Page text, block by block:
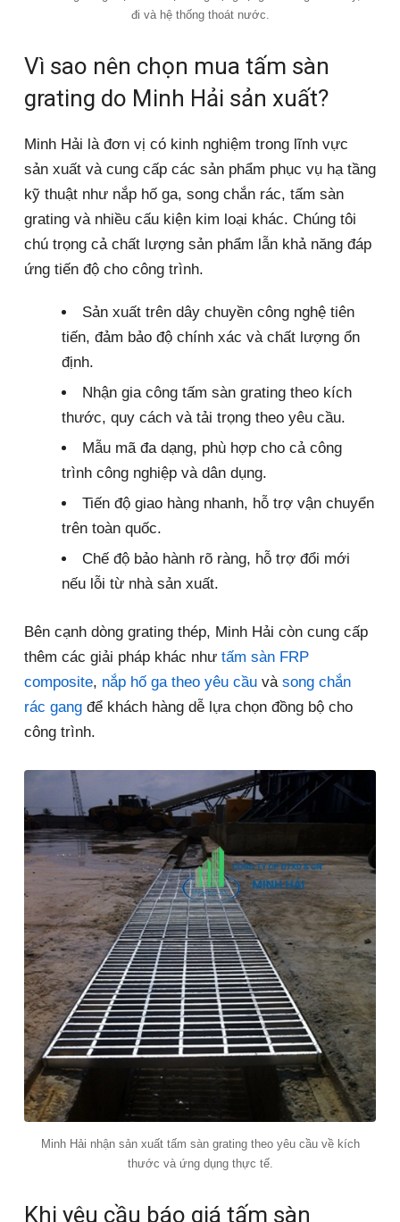
đi và hệ thống thoát nước.
Vì sao nên chọn mua tấm sàn
grating do Minh Hải sản xuất?
Minh Hải là đơn vị có kinh nghiệm trong lĩnh vực
sản xuất và cung cấp các sản phẩm phục vụ hạ tầng
kỹ thuật như nắp hố ga, song chắn rác, tấm sàn
grating và nhiều cấu kiện kim loại khác. Chúng tôi
chú trọng cả chất lượng sản phẩm lẫn khả năng đáp
ứng tiến độ cho công trình.
Sản xuất trên dây chuyền công nghệ tiên
tiến, đảm bảo độ chính xác và chất lượng ổn
định.
Nhận gia công tấm sàn grating theo kích
thước, quy cách và tải trọng theo yêu cầu.
Mẫu mã đa dạng, phù hợp cho cả công
trình công nghiệp và dân dụng.
Tiến độ giao hàng nhanh, hỗ trợ vận chuyển
trên toàn quốc.
Chế độ bảo hành rõ ràng, hỗ trợ đổi mới
nếu lỗi từ nhà sản xuất.
Bên cạnh dòng grating thép, Minh Hải còn cung cấp
thêm các giải pháp khác như tấm sàn FRP
composite, nắp hố ga theo yêu cầu và song chắn
rác gang để khách hàng dễ lựa chọn đồng bộ cho
công trình.
Minh Hải nhận sản xuất tấm sàn grating theo yêu cầu về kích
thước và ứng dụng thực tế.
Khi yêu cầu báo giá tấm sàn